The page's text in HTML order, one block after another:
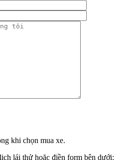
khi chọn mua xe.
lái thử hoặc điền form bên dưới: